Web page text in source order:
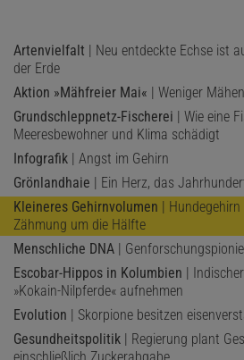
Artenvielfalt | Neu entdeckte Echse ist
der Erde
Aktion »Mähfreier Mai« | Weniger
Grundschleppnetz-Fischerei | Wie eine
Meeresbewohner und Klima schädigt
Infografik | Angst im Gehirn
Grönlandhaie | Ein Herz, das
Kleineres Gehirnvolumen |
Zähmung um die Hälfte
Menschliche DNA |
Escobar-Hippos in Kolumbien |
»Kokain-Nilpferde« aufnehmen
Evolution | Skorpione besitzen
Gesundheitspolitik | Regierung plant